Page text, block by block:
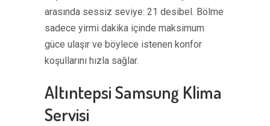
arasında sessiz seviye: 21 desibel. Bölme
sadece yirmi dakika içinde maksimum
güce ulaşır ve böylece istenen konfor
koşullarını hızla sağlar.
Altıntepsi Samsung Klima
Servisi